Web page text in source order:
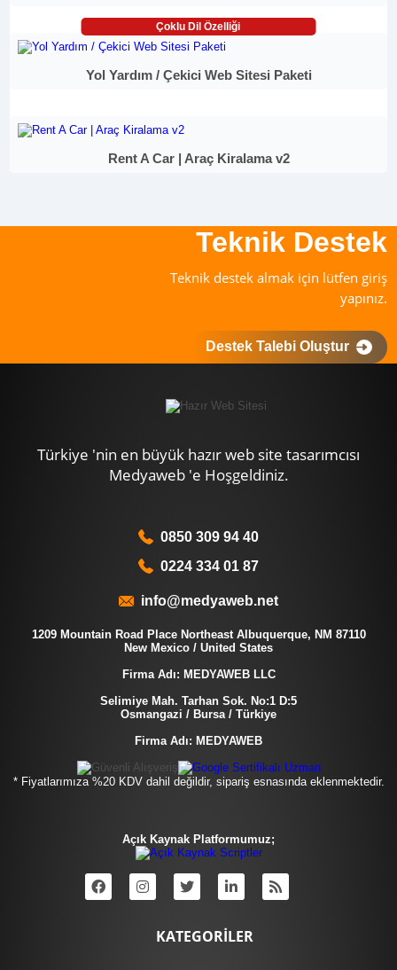
Çoklu Dil Özelliği
Yol Yardım / Çekici Web Sitesi Paketi
Rent A Car | Araç Kiralama v2
Teknik Destek
Teknik destek almak için lütfen giriş
yapınız.
Destek Talebi Oluştur
Türkiye 'nin en büyük hazır web site tasarımcısı
Medyaweb 'e Hoşgeldiniz.
0850 309 94 40
0224 334 01 87
info@medyaweb.net
1209 Mountain Road Place Northeast Albuquerque, NM 87110
New Mexico / United States
Firma Adı: MEDYAWEB LLC
Selimiye Mah. Tarhan Sok. No:1 D:5
Osmangazi / Bursa / Türkiye
Firma Adı: MEDYAWEB
* Fiyatlarımıza %20 KDV dahil değildir, sipariş esnasında eklenmektedir.
Açık Kaynak Platformumuz;
KATEGORİLER